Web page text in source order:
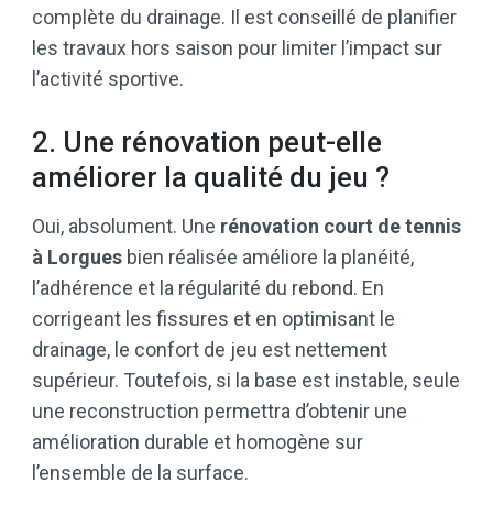
complète du drainage. Il est conseillé de planifier
les travaux hors saison pour limiter l’impact sur
l’activité sportive.
2. Une rénovation peut-elle
améliorer la qualité du jeu ?
Oui, absolument. Une rénovation court de tennis
à Lorgues bien réalisée améliore la planéité,
l’adhérence et la régularité du rebond. En
corrigeant les fissures et en optimisant le
drainage, le confort de jeu est nettement
supérieur. Toutefois, si la base est instable, seule
une reconstruction permettra d’obtenir une
amélioration durable et homogène sur
l’ensemble de la surface.